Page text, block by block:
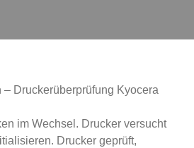
Druckerüberprüfung Kyocera
im Wechsel. Drucker versucht
Drucker geprüft,